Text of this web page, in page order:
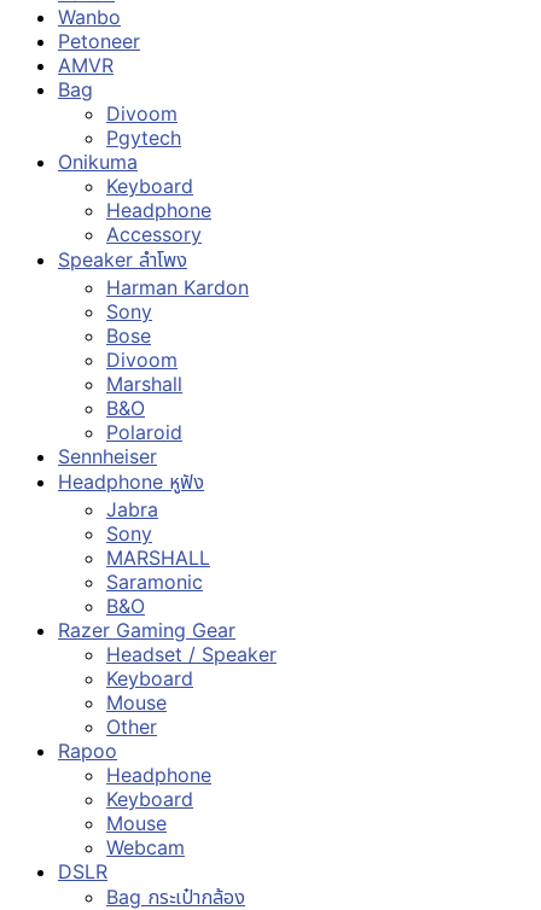
Wanbo
Petoneer
AMVR
Bag
Divoom
Pgytech
Onikuma
Keyboard
Headphone
Accessory
Speaker ลำโพง
Harman Kardon
Sony
Bose
Divoom
Marshall
B&O
Polaroid
Sennheiser
Headphone หูฟัง
Jabra
Sony
MARSHALL
Saramonic
B&O
Razer Gaming Gear
Headset / Speaker
Keyboard
Mouse
Other
Rapoo
Headphone
Keyboard
Mouse
Webcam
DSLR
Bag กระเป๋ากล้อง